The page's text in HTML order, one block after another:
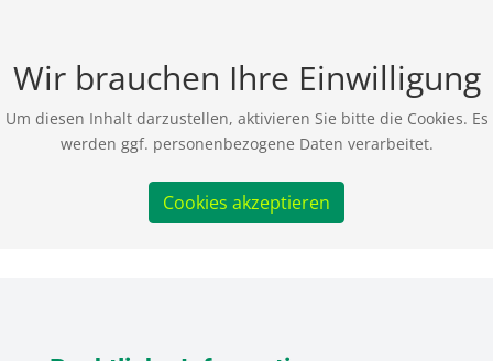
Wir brauchen Ihre Einwilligung
Um diesen Inhalt darzustellen, aktivieren Sie bitte die Cookies. Es
werden ggf. personenbezogene Daten verarbeitet.
Cookies akzeptieren